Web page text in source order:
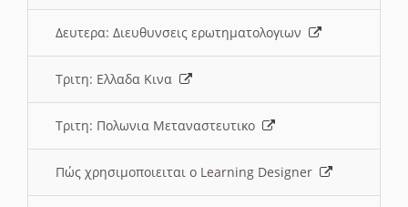
Δευτερα: Διευθυνσεις ερωτηματολογιων
Τριτη: Ελλαδα Κινα
Τριτη: Πολωνια Μεταναστευτικο
Πώς χρησιμοποιειται ο Learning Designer